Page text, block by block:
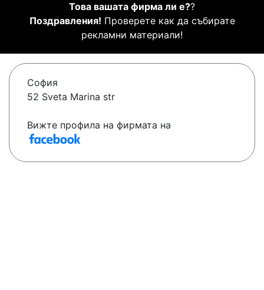
Това вашата фирма ли е??
Поздравления! Проверете как да събирате
рекламни материали!
София
52 Sveta Marina str
Вижте профила на фирмата на